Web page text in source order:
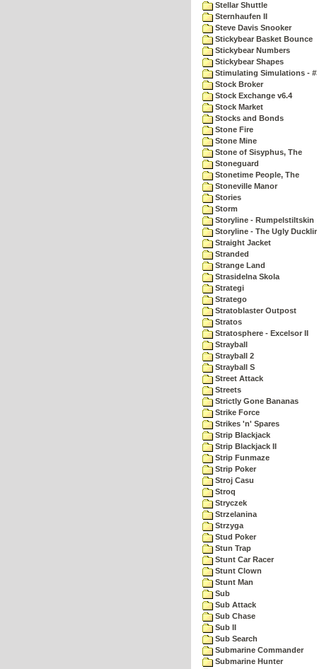
Stellar Shuttle
Sternhaufen II
Steve Davis Snooker
Stickybear Basket Bounce
Stickybear Numbers
Stickybear Shapes
Stimulating Simulations -
Stock Broker
Stock Exchange v6.4
Stock Market
Stocks and Bonds
Stone Fire
Stone Mine
Stone of Sisyphus, The
Stoneguard
Stonetime People, The
Stoneville Manor
Stories
Storm
Storyline - Rumpelstiltskin
Storyline - The Ugly
Straight Jacket
Stranded
Strange Land
Strasidelna Skola
Strategi
Stratego
Stratoblaster Outpost
Stratos
Stratosphere - Excelsor II
Strayball
Strayball 2
Strayball S
Street Attack
Streets
Strictly Gone Bananas
Strike Force
Strikes 'n' Spares
Strip Blackjack
Strip Blackjack II
Strip Funmaze
Strip Poker
Stroj Casu
Stroq
Stryczek
Strzelanina
Strzyga
Stud Poker
Stun Trap
Stunt Car Racer
Stunt Clown
Stunt Man
Sub
Sub Attack
Sub Chase
Sub II
Sub Search
Submarine Commander
Submarine Hunter